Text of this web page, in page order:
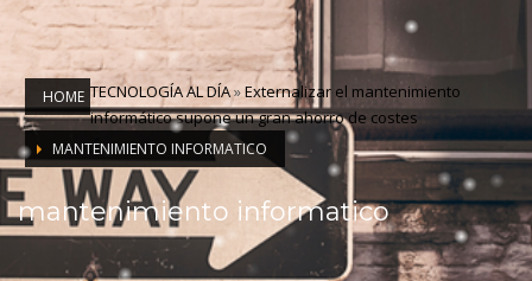
HOME TECNOLOGÍA AL DÍA»Externalizar el mantenimiento
informático supone un gran ahorro de costes
MANTENIMIENTO INFORMATICO
mantenimiento informatico